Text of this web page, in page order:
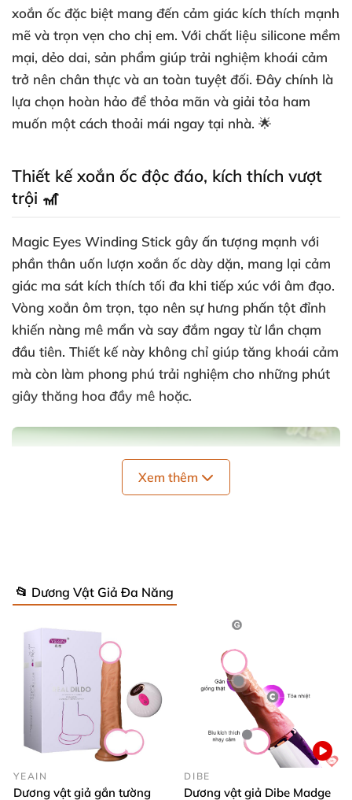
xoắn ốc đặc biệt mang đến cảm giác kích thích mạnh
mẽ và trọn vẹn cho chị em. Với chất liệu silicone mềm
mại, dẻo dai, sản phẩm giúp trải nghiệm khoái cảm
trở nên chân thực và an toàn tuyệt đối. Đây chính là
lựa chọn hoàn hảo để thỏa mãn và giải tỏa ham
muốn một cách thoải mái ngay tại nhà. 🌟
Thiết kế xoắn ốc độc đáo, kích thích vượt
trội 🎢
Magic Eyes Winding Stick gây ấn tượng mạnh với
phần thân uốn lượn xoắn ốc dày dặn, mang lại cảm
giác ma sát kích thích tối đa khi tiếp xúc với âm đạo.
Vòng xoắn ôm trọn, tạo nên sự hưng phấn tột đỉnh
khiến nàng mê mẩn và say đắm ngay từ lần chạm
đầu tiên. Thiết kế này không chỉ giúp tăng khoái cảm
mà còn làm phong phú trải nghiệm cho những phút
giây thăng hoa đầy mê hoặc.
Dương vật giả Magic Eyes xoắn cu giả kích thích cực mạnh bán
Kích thước đa dạng, lựa chọn phù hợp
từng nhu cầu 📏
Sản phẩm có 3 kích thước phổ biến:
Xem thêm
📂 Dương Vật Giả Đa Năng
YEAIN
Dương vật giả gắn tường
DIBE
Dương vật giả Dibe Madge